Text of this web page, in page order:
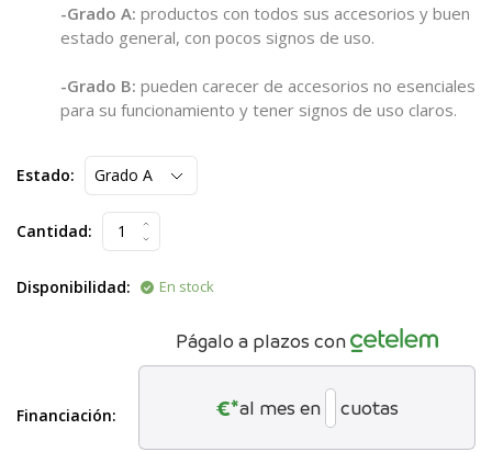
-Grado A: productos con todos sus accesorios y buen
estado general, con pocos signos de uso.
-Grado B: pueden carecer de accesorios no esenciales
para su funcionamiento y tener signos de uso claros.
Estado:
Cantidad:
Disponibilidad: En stock
Financiación:
Págalo a plazos con
€*al mes en cuotas